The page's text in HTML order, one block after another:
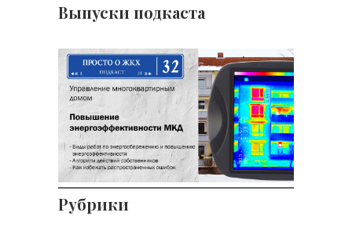
Выпуски подкаста
Выпуск 32: Повышение
энергоэффективности
многоквартирного дома.
Как начать платить
меньше
О способах повышения
энергоэффективности дома
Рубрики